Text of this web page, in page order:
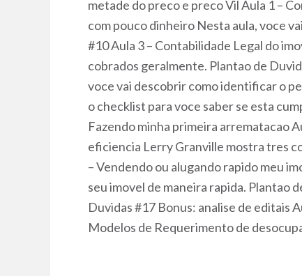
metade do preco e preco Vil Aula 1 –
com pouco dinheiro Nesta aula, voce
#10 Aula 3 – Contabilidade Legal do
cobrados geralmente. Plantao de
voce vai descobrir como identificar o
o checklist para voce saber se esta
Fazendo minha primeira arrematacao
eficiencia Lerry Granville mostra tres
– Vendendo ou alugando rapido meu
seu imovel de maneira rapida. Plantao
Duvidas #17 Bonus: analise de editais
Modelos de Requerimento de